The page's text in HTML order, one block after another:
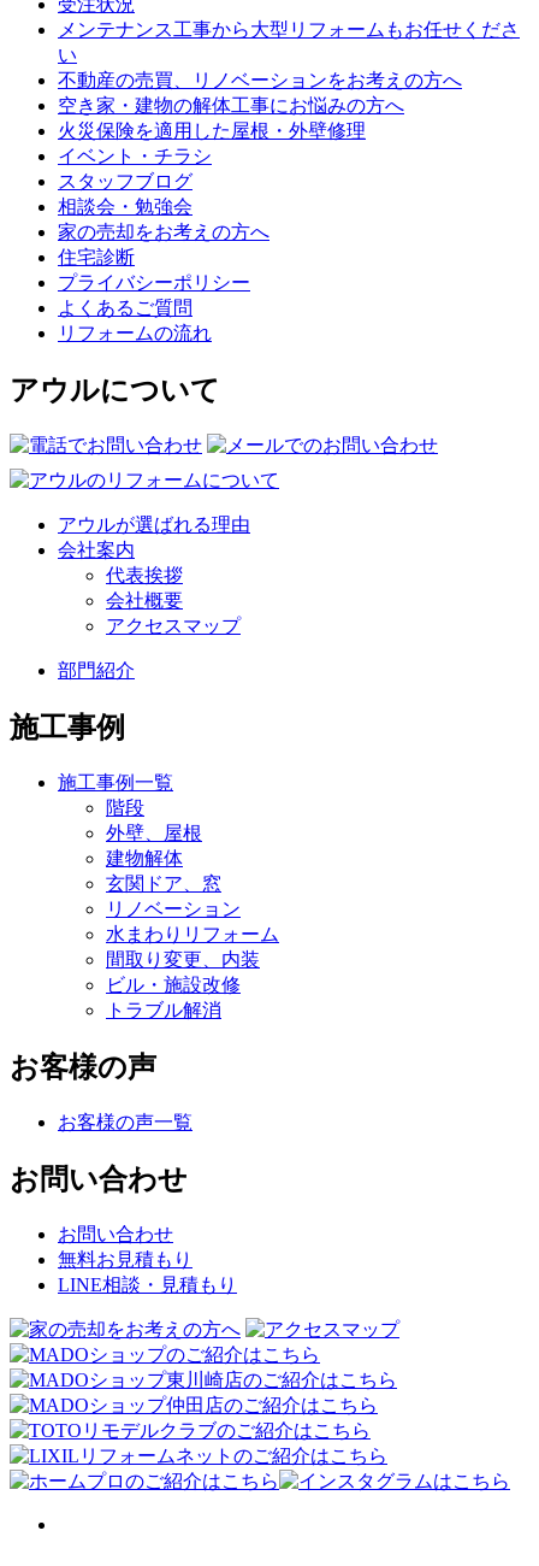
メンテナンス工事から大型リフォームもお任せくださ
い
不動産の売買、リノベーションをお考えの方へ
空き家・建物の解体工事にお悩みの方へ
火災保険を適用した屋根・外壁修理
イベント・チラシ
スタッフブログ
相談会・勉強会
家の売却をお考えの方へ
住宅診断
プライバシーポリシー
よくあるご質問
リフォームの流れ
アウルについて
アウルが選ばれる理由
会社案内
代表挨拶
会社概要
アクセスマップ
部門紹介
施工事例
施工事例一覧
階段
外壁、屋根
建物解体
玄関ドア、窓
リノベーション
水まわりリフォーム
間取り変更、内装
ビル・施設改修
トラブル解消
お客様の声
お客様の声一覧
お問い合わせ
お問い合わせ
無料お見積もり
LINE相談・見積もり